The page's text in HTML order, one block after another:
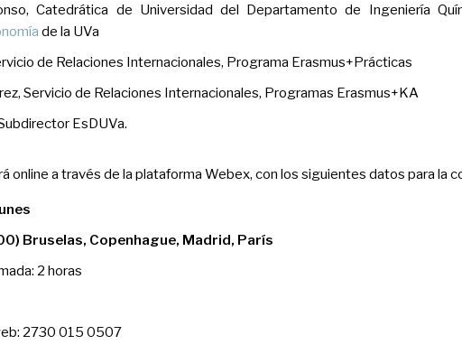
Catedrática de Universidad del Departamento de Ingeniería
de la UVa
de Relaciones Internacionales, Programa Erasmus+Prácticas
Servicio de Relaciones Internacionales, Programas Erasmus+KA
EsDUVa.
online a través de la plataforma Webex, con los siguientes datos para la
Bruselas, Copenhague, Madrid, París
2 horas
2730 015 0507